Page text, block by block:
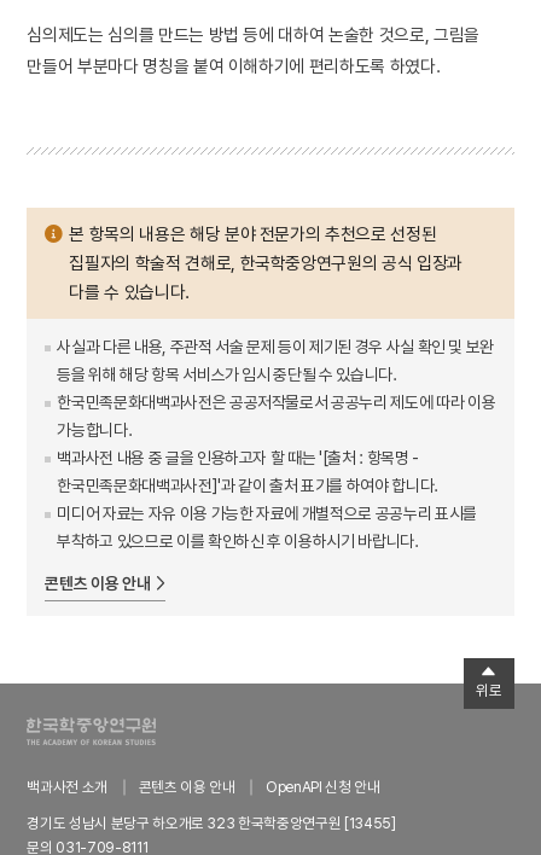
심의제도는 심의를 만드는 방법 등에 대하여 논술한 것으로, 그림을
만들어 부분마다 명칭을 붙여 이해하기에 편리하도록 하였다.
본 항목의 내용은 해당 분야 전문가의 추천으로 선정된
집필자의 학술적 견해로, 한국학중앙연구원의 공식 입장과
다를 수 있습니다.
사실과 다른 내용, 주관적 서술 문제 등이 제기된 경우 사실 확인 및 보완
등을 위해 해당 항목 서비스가 임시 중단될 수 있습니다.
한국민족문화대백과사전은 공공저작물로서 공공누리 제도에 따라 이용
가능합니다.
백과사전 내용 중 글을 인용하고자 할 때는 '[출처 : 항목명 -
한국민족문화대백과사전]'과 같이 출처 표기를 하여야 합니다.
미디어 자료는 자유 이용 가능한 자료에 개별적으로 공공누리 표시를
부착하고 있으므로 이를 확인하신 후 이용하시기 바랍니다.
콘텐츠 이용 안내
백과사전 소개 콘텐츠 이용 안내
OpenAPI 신청 안내
경기도 성남시 분당구 하오개로 323 한국학중앙연구원 [13455]
문의 031-709-8111
위로